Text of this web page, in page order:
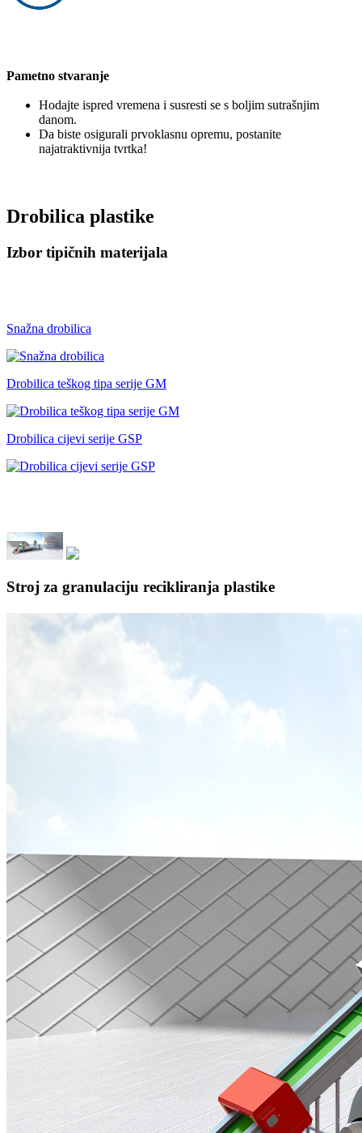
Pametno stvaranje
Hodajte ispred vremena i susresti se s boljim sutrašnjim
danom.
Da biste osigurali prvoklasnu opremu, postanite
najatraktivnija tvrtka!
Drobilica plastike
Izbor tipičnih materijala
Snažna drobilica
Drobilica teškog tipa serije GM
Drobilica cijevi serije GSP
Stroj za granulaciju recikliranja plastike